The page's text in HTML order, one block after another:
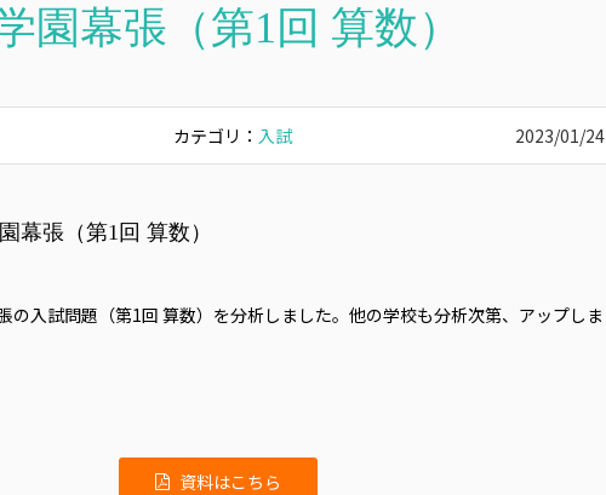
園幕張（第1回 算数）
カテゴリ： 入試 2023/01/24
幕張（第1回 算数）
の入試問題（第1回 算数）を分析しました。他の学校も分析次第、アップしま
資料はこちら